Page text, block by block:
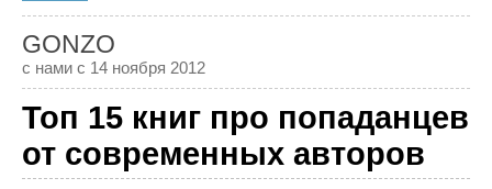
GONZO
с нами с 14 ноября 2012
Топ 15 книг про попаданцев
от современных авторов